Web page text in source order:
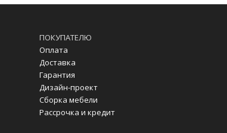
ПОКУПАТЕЛЮ
Оплата
Доставка
Гарантия
Дизайн-проект
Сборка мебели
Рассрочка и кредит